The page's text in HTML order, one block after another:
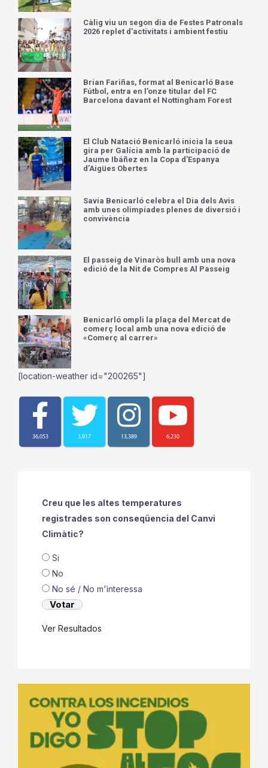
Càlig viu un segon dia de Festes Patronals
2026 replet d’activitats i ambient festiu
Brian Fariñas, format al Benicarló Base
Fútbol, entra en l’onze titular del FC
Barcelona davant el Nottingham Forest
El Club Natació Benicarló inicia la seua
gira per Galícia amb la participació de
Jaume Ibáñez en la Copa d’Espanya
d’Aigües Obertes
Savia Benicarló celebra el Dia dels Avis
amb unes olimpíades plenes de diversió i
convivència
El passeig de Vinaròs bull amb una nova
edició de la Nit de Compres Al Passeig
Benicarló ompli la plaça del Mercat de
comerç local amb una nova edició de
«Comerç al carrer»
[location-weather id="200265"]
36,053 3,917 13,389 6,230
Creu que les altes temperatures
registrades son conseqüencia del Canvi
Climàtic?
Si
No
No sé / No m'ìnteressa
Ver Resultados